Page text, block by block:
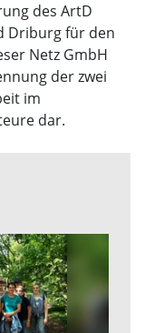
des ArtD
Driburg für den
Netz GmbH
der zwei
im
dar.